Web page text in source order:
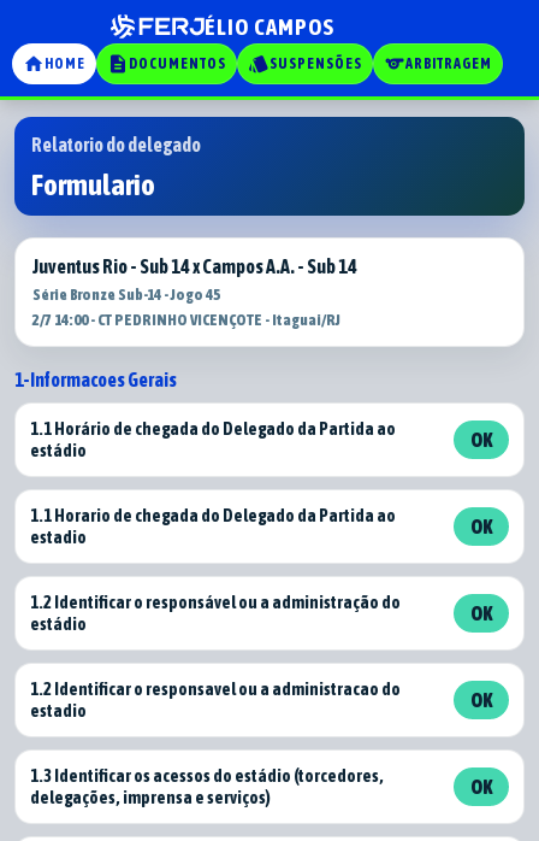
ÉLIO CAMPOS
home HOME description DOCUMENTOS styleSUSPENSÕES sportsARBITRAGEM
Relatorio do delegado
Formulario
Juventus Rio - Sub 14 x Campos A.A. - Sub 14
Série Bronze Sub-14 - Jogo 45
2/7 14:00 - CT PEDRINHO VICENÇOTE - Itaguai/RJ
1-Informacoes Gerais
1.1 Horário de chegada do Delegado da Partida ao
estádio
OK
1.1 Horario de chegada do Delegado da Partida ao
estadio
OK
1.2 Identificar o responsável ou a administração do
estádio
OK
1.2 Identificar o responsavel ou a administracao do
estadio
OK
1.3 Identificar os acessos do estádio (torcedores,
delegações, imprensa e serviços)
OK